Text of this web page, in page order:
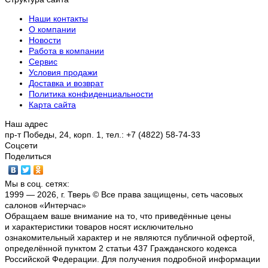
Наши контакты
О компании
Новости
Работа в компании
Сервис
Условия продажи
Доставка и возврат
Политика конфиденциальности
Карта сайта
Наш адрес
пр-т Победы, 24, корп. 1, тел.: +7 (4822) 58-74-33
Соцсети
Поделиться
Мы в соц. сетях:
1999 — 2026, г. Тверь © Все права защищены, сеть часовых
салонов «Интерчас»
Обращаем ваше внимание на то, что приведённые цены
и характеристики товаров носят исключительно
ознакомительный характер и не являются публичной офертой,
определённой пунктом 2 статьи 437 Гражданского кодекса
Российской Федерации. Для получения подробной информации